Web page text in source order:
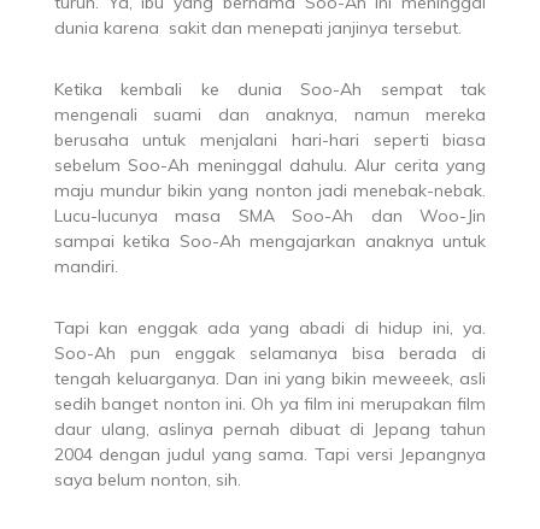
dunia karena sakit dan menepati janjinya tersebut.
Ketika kembali ke dunia Soo-Ah sempat tak
mengenali suami dan anaknya, namun mereka
berusaha untuk menjalani hari-hari seperti biasa
sebelum Soo-Ah meninggal dahulu. Alur cerita yang
maju mundur bikin yang nonton jadi menebak-nebak.
Lucu-lucunya masa SMA Soo-Ah dan Woo-Jin
sampai ketika Soo-Ah mengajarkan anaknya untuk
mandiri.
Tapi kan enggak ada yang abadi di hidup ini, ya.
Soo-Ah pun enggak selamanya bisa berada di
tengah keluarganya. Dan ini yang bikin meweeek, asli
sedih banget nonton ini. Oh ya film ini merupakan film
daur ulang, aslinya pernah dibuat di Jepang tahun
2004 dengan judul yang sama. Tapi versi Jepangnya
saya belum nonton, sih.